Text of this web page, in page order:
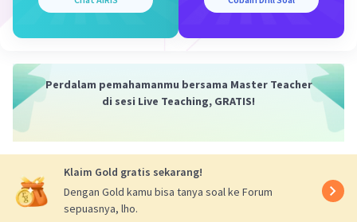
Perdalam pemahamanmu bersama Master Teacher
di sesi Live Teaching, GRATIS!
Klaim Gold gratis sekarang!
Dengan Gold kamu bisa tanya soal ke Forum
sepuasnya, lho.